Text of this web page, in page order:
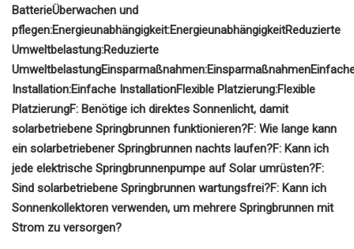
BatterieÜberwachen und
pflegen:Energieunabhängigkeit:EnergieunabhängigkeitReduzierte
Umweltbelastung:Reduzierte
UmweltbelastungEinsparmaßnahmen:Einsparmaßnahmen
Installation:Einfache InstallationFlexible Platzierung:Flexible
PlatzierungF: Benötige ich direktes Sonnenlicht, damit
solarbetriebene Springbrunnen funktionieren?F: Wie lange kann
ein solarbetriebener Springbrunnen nachts laufen?F: Kann ich
jede elektrische Springbrunnenpumpe auf Solar umrüsten?F:
Sind solarbetriebene Springbrunnen wartungsfrei?F: Kann ich
Sonnenkollektoren verwenden, um mehrere Springbrunnen mit
Strom zu versorgen?